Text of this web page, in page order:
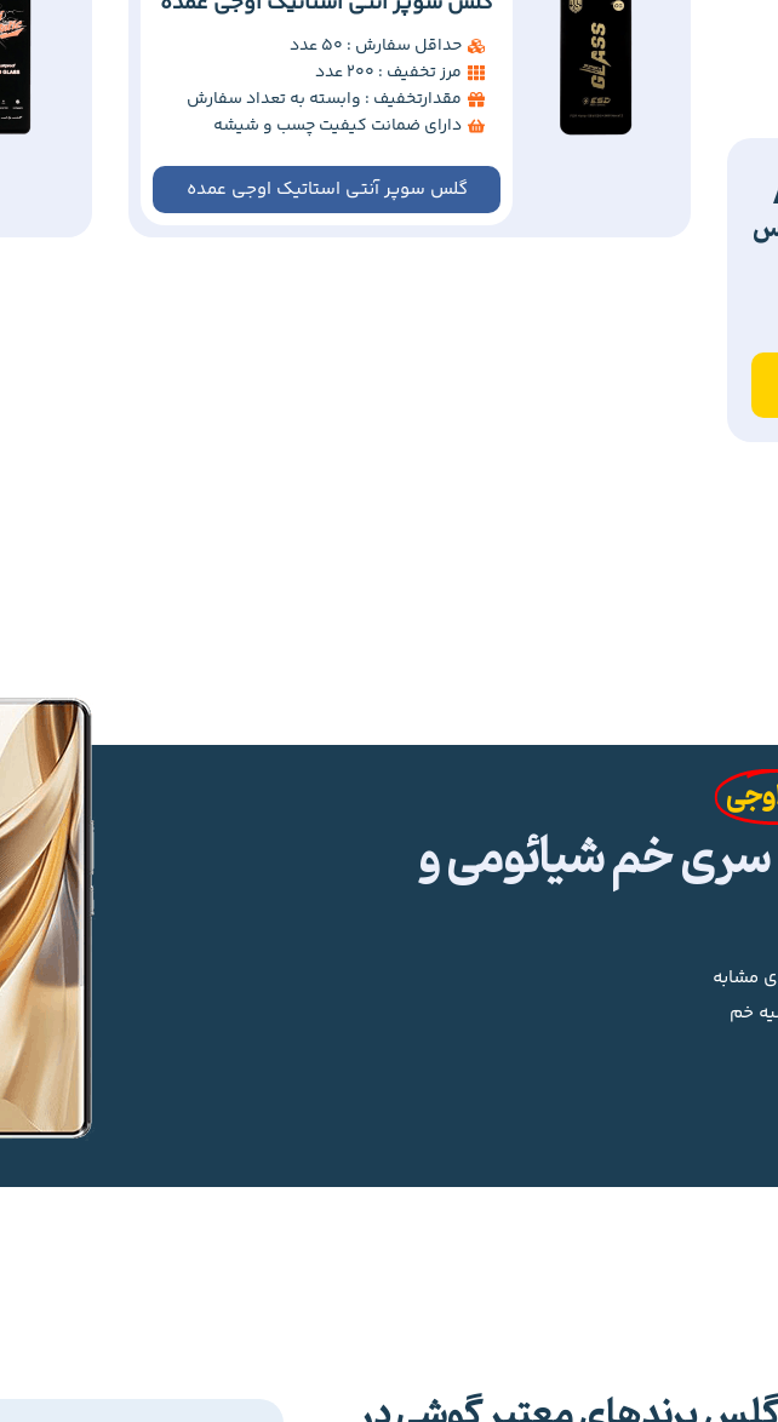
حداقل سفارش : 50 عدد
مرز تخفیف : 200 عدد
مقدارتخفیف : وابسته به تعداد سفارش
دارای ضمانت کیفیت چسب و شیشه
گلس سوپر آنتی استاتیک اوجی عمده
خم شیائومی و
مشابه
خم